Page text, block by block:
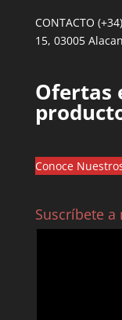
CONTACTO
15, 03005
Ofertas
Conoce
Suscríbete a